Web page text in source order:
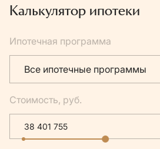
Калькулятор ипотеки
Ипотечная программа
Все ипотечные программы
Стоимость, руб.